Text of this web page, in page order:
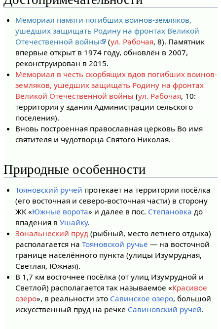
Мемориал памяти погибших воинов-земляков,
ушедших защищать Родину на фронтах Великой
Отечественной войны
(ул. Рабочая, 8). Памятник
впервые открыт в 1974 году, обновлён в 2007,
реконструирован в 2015.
Мемориал в честь скорбящих вдов погибших воинов-
земляков, ушедших защищать Родину на фронтах
Великой Отечественной войны (ул. Рабочая, 10:
территория у здания Администрации сельского
поселения).
Вновь построенная православная церковь Во имя
святителя и чудотворца Святого Николая.
Природные особенности
Тояновский ручей протекает на территории посёлка
(его восточная и северо-восточная части) в сторону
ЖК «Южные ворота» и далее в пос. Степановка до
впадения вУшайку.
Зональнеский пруд (рыбный, место летнего отдыха)
располагается наТояновской ручье — на восточной
границе населённого пункта (улицы Изумрудная,
Светлая, Южная).
В 1,7 км восточнее посёлка (от улиц Изумрудной и
Светлой) располагается так называемое «Красивое
озеро», в реальности это Савинское озеро, большой
искусственный пруд на речке Савиновский ручей.